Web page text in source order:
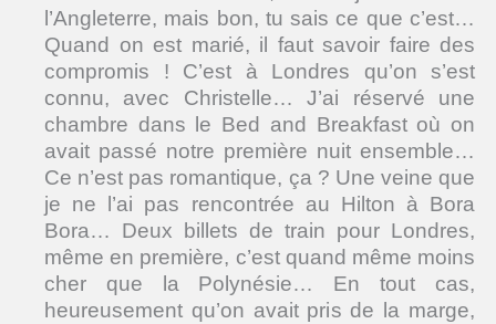
l’Angleterre, mais bon, tu sais ce que c’est…
Quand on est marié, il faut savoir faire des
compromis ! C’est à Londres qu’on s’est
connu, avec Christelle… J’ai réservé une
chambre dans le Bed and Breakfast où on
avait passé notre première nuit ensemble…
Ce n’est pas romantique, ça ? Une veine que
je ne l’ai pas rencontrée au Hilton à Bora
Bora… Deux billets de train pour Londres,
même en première, c’est quand même moins
cher que la Polynésie… En tout cas,
heureusement qu’on avait pris de la marge,